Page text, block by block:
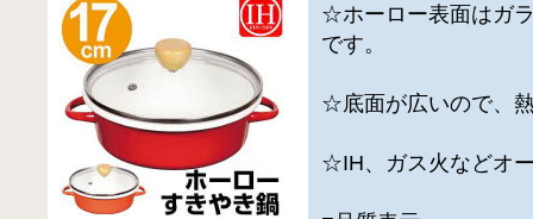
☆ホーロー表面はガ
です。
☆底面が広いので、
☆IH、ガス火などオ